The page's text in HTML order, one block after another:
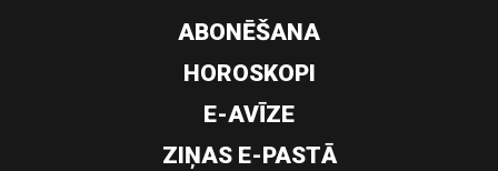
ABONĒŠANA
HOROSKOPI
E-AVĪZE
ZIŅAS E-PASTĀ